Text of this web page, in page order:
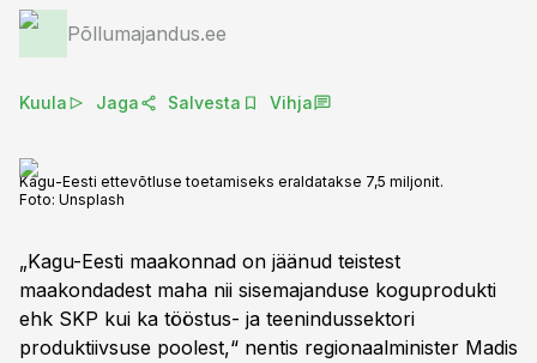
Põllumajandus.ee
Kuula Jaga Salvesta Vihja
Kagu-Eesti ettevõtluse toetamiseks eraldatakse 7,5 miljonit.
Foto: Unsplash
„Kagu-Eesti maakonnad on jäänud teistest
maakondadest maha nii sisemajanduse koguprodukti
ehk SKP kui ka tööstus- ja teenindussektori
produktiivsuse poolest,“ nentis regionaalminister Madis